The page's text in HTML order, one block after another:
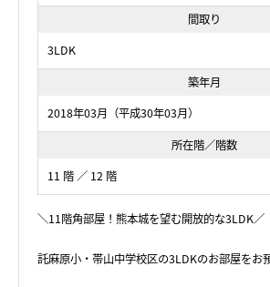
間取り
3LDK
築年月
2018年03月（平成30年03月）
所在階／階数
11 階 ／ 12 階
＼11階角部屋！熊本城を望む開放的な3LDK／
託麻原小・帯山中学校区の3LDKのお部屋をお